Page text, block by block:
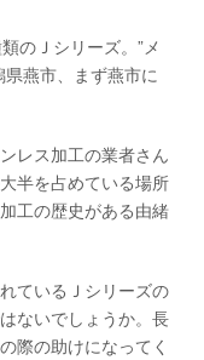
のＪシリーズ。”メ
燕市、まず燕市に
レス加工の業者さん
半を占めている場所
工の歴史がある由緒
ているＪシリーズの
ないでしょうか。長
際の助けになってく